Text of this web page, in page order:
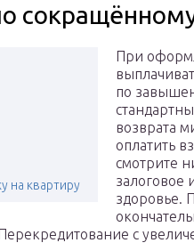
на квартиру
При
по
возврата
оплатить
смотрите
залоговое
здоровье.
с